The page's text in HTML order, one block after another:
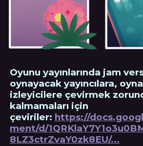
Oyunu yayınlarında jam
oynayacak yayıncılara,
izleyicilere çevirmek
kalmamaları için
çeviriler: https://
ment/d/
8LZ3ctrZvaY0zk8EU/...